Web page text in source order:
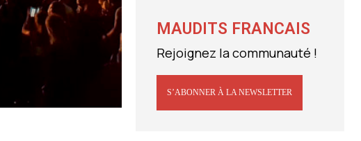
MAUDITS FRANCAIS
Rejoignez la communauté !
S’ABONNER À LA NEWSLETTER